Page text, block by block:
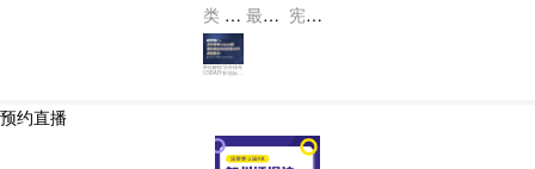
BA
R”！
Civil
德-Pr
ofess
ional
ility
Real 刑诉-
rimin
类 U
SBA
R 合
racts
最坏
器晚
宪法
CON
STIT
带你解锁“涉外律考
USBAR”和“国际隐
私专业协会IAP
预约直播